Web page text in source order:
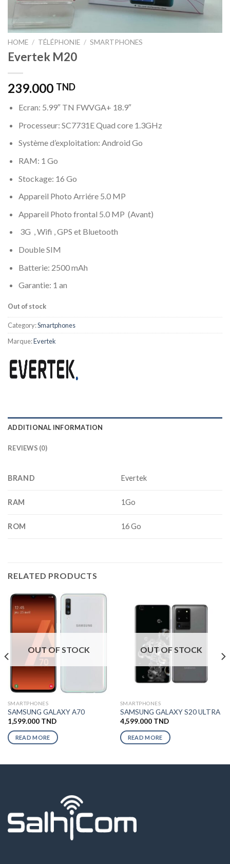
HOME / TÉLÉPHONIE / SMARTPHONES
Evertek M20
239.000 TND
Ecran: 5.99″ TN FWVGA+ 18.9″
Processeur: SC7731E Quad core 1.3GHz
Système d’exploitation: Android Go
RAM: 1 Go
Stockage: 16 Go
Appareil Photo Arriére 5.0 MP
Appareil Photo frontal 5.0 MP (Avant)
3G , Wifi , GPS et Bluetooth
Double SIM
Batterie: 2500 mAh
Garantie: 1 an
Out of stock
Category:Smartphones
Marque:Evertek
ADDITIONAL INFORMATION
REVIEWS (0)
BRAND Evertek
RAM 1Go
ROM 16 Go
RELATED PRODUCTS
OUT OF STOCK
SMARTPHONES
SAMSUNG GALAXY A70
1,599.000 TND
READ MORE
OUT OF STOCK
SMARTPHONES
SAMSUNG GALAXY S20 ULTRA
4,599.000 TND
READ MORE